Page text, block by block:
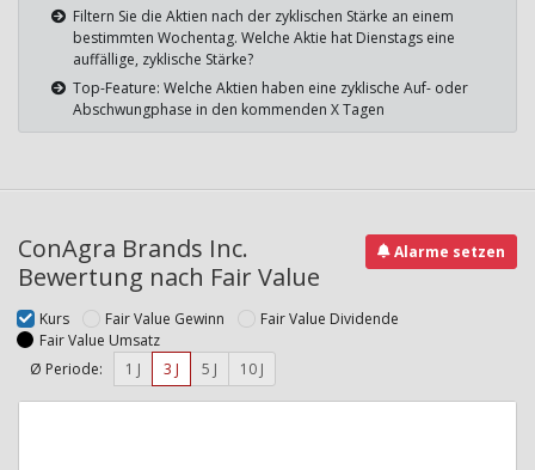
Filtern Sie die Aktien nach der zyklischen Stärke an einem
bestimmten Wochentag. Welche Aktie hat Dienstags eine
auffällige, zyklische Stärke?
Top-Feature: Welche Aktien haben eine zyklische Auf- oder
Abschwungphase in den kommenden X Tagen
ConAgra Brands Inc.
Bewertung nach Fair Value
Alarme setzen
Kurs Fair Value Gewinn
Fair Value Dividende
Fair Value Umsatz
Ø Periode:
1 J 3 J 5 J 10 J